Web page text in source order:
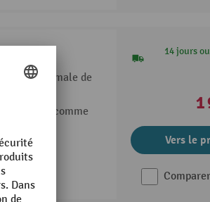
maximale de
possible comme
14 jours
1
Vers le